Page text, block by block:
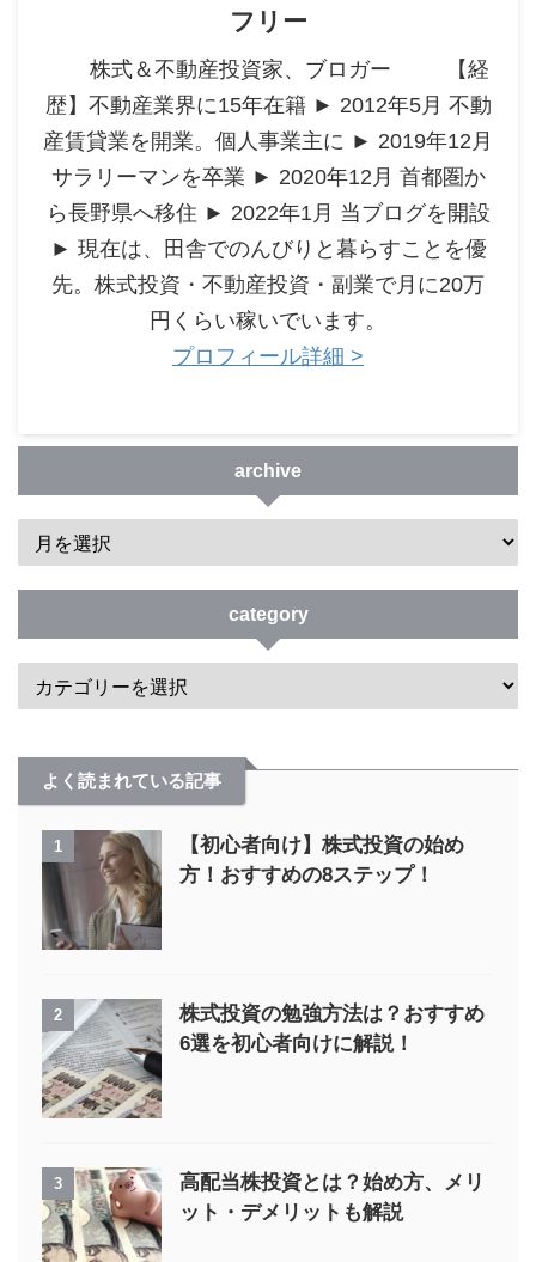
フリー
株式＆不動産投資家、ブロガー 【経
歴】不動産業界に15年在籍 ► 2012年5月 不動
産賃貸業を開業。個人事業主に ► 2019年12月
サラリーマンを卒業 ► 2020年12月 首都圏か
ら長野県へ移住 ► 2022年1月 当ブログを開設
► 現在は、田舎でのんびりと暮らすことを優
先。株式投資・不動産投資・副業で月に20万
円くらい稼いでいます。
プロフィール詳細 >
archive
category
よく読まれている記事
1
【初心者向け】株式投資の始め
方！おすすめの8ステップ！
2
株式投資の勉強方法は？おすすめ
6選を初心者向けに解説！
3
高配当株投資とは？始め方、メリ
ット・デメリットも解説